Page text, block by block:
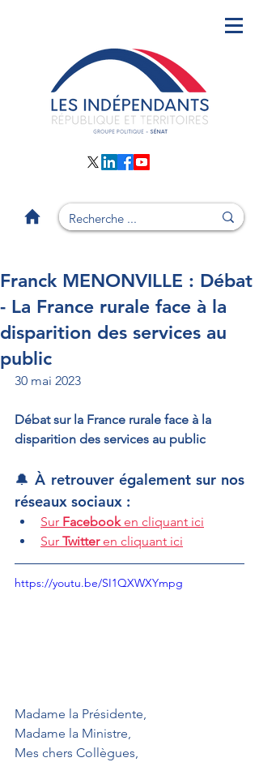
Franck MENONVILLE : Débat
- La France rurale face à la
disparition des services au
public
30 mai 2023
Débat sur la France rurale face à la
disparition des services au public
🔔 À retrouver également sur nos
réseaux sociaux :
Sur Facebook en cliquant ici
Sur Twitter en cliquant ici
https://youtu.be/SI1QXWXYmpg
Madame la Présidente,
Madame la Ministre,
Mes chers Collègues,